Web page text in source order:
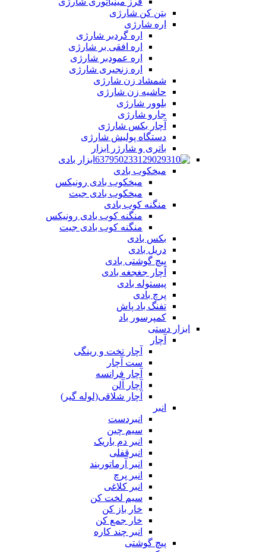
بتن کن شارژی
اره شارژی
اره گردبر شارژی
اره افقی بر شارژی
اره عمودبر شارژی
اره زنجیری شارژی
شمشاد زن شارژی
حاشیه زن شارژی
بلوور شارژی
جارو شارژی
آچار بکس شارژی
دستگاه پولیش شارژی
باتری و شارژر ابزار
ابزار بادی
میخکوب بادی
میخکوب بادی رونیکس
میخکوب بادی جیت
منگنه کوب بادی
منگنه کوب بادی رونیکس
منگنه کوب بادی جیت
بکس بادی
دریل بادی
پیچ گوشتی بادی
آچار جغجغه بادی
پیستوله بادی
پرچ بادی
تفنگ باد پاش
کمپرسور باد
ابزار دستی
آچار
آچار تخت و رینگی
ست آچار
آچار فرانسه
آچار آلن
آچار شلاقی(لوله گیر)
انبر
انبردست
سیم چین
انبر دم باریک
انبرقفلی
انبر آرماتوربند
انبر پرچ
انبر کلاغی
سیم لخت کن
خار باز کن
خار جمع کن
انبر چند کاره
پیچ گوشتی